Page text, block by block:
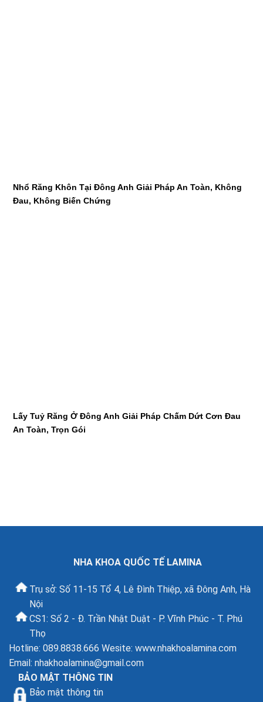
Nhổ Răng Khôn Tại Đông Anh Giải Pháp An Toàn, Không
Đau, Không Biến Chứng
Lấy Tuỷ Răng Ở Đông Anh Giải Pháp Chấm Dứt Cơn Đau
An Toàn, Trọn Gói
NHA KHOA QUỐC TẾ LAMINA
Trụ sở: Số 11-15 Tổ 4, Lê Đình Thiệp, xã Đông Anh, Hà
Nội
CS1: Số 2 - Đ. Trần Nhật Duật - P. Vĩnh Phúc - T. Phú
Thọ
Hotline: 089.8838.666 Wesite: www.nhakhoalamina.com
Email: nhakhoalamina@gmail.com
BẢO MẬT THÔNG TIN
Bảo mật thông tin